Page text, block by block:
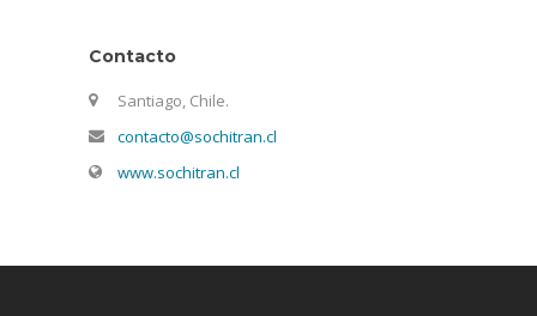
Contacto
Santiago, Chile.
contacto@sochitran.cl
www.sochitran.cl